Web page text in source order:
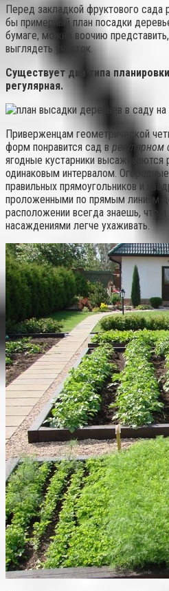
Перед закладкой фруктового сада
бы примерный план посадки
бумаге, можно воочию
выглядеть участок.
Существует два типа
регулярная.
Приверженцам геометрической
форм понравится сад врегулярном
ягодные кустарники
одинаковым интервалом.
правильных прямоугольников и
проложенными по прямым линиям
расположении всегда знаешь, что и
насаждениями легче ухаживать.